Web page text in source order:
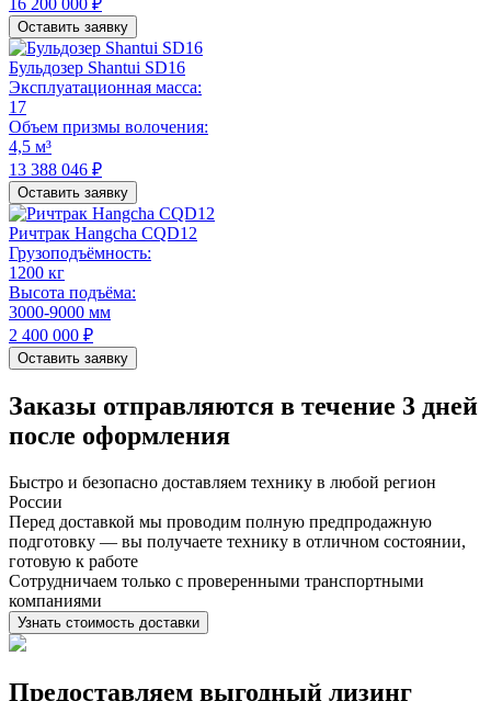
16 200 000 ₽
Оставить заявку
Бульдозер Shantui SD16
Эксплуатационная масса:
17
Объем призмы волочения:
4,5 м³
13 388 046 ₽
Оставить заявку
Ричтрак Hangcha CQD12
Грузоподъёмность:
1200 кг
Высота подъёма:
3000-9000 мм
2 400 000 ₽
Оставить заявку
Заказы отправляются в течение 3 дней
после оформления
Быстро и безопасно доставляем технику в любой регион
России
Перед доставкой мы проводим полную предпродажную
подготовку — вы получаете технику в отличном состоянии,
готовую к работе
Сотрудничаем только с проверенными транспортными
компаниями
Узнать стоимость доставки
Предоставляем выгодный лизинг